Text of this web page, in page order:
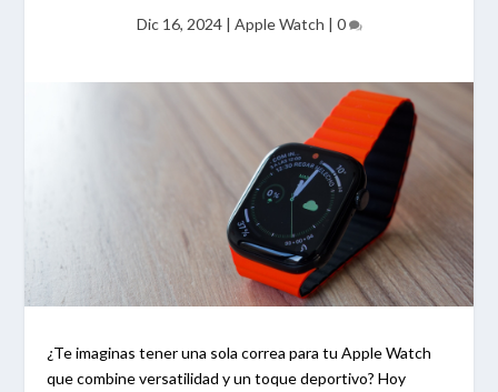
Dic 16, 2024| Apple Watch | 0
¿Te imaginas tener una sola correa para tu Apple Watch
que combine versatilidad y un toque deportivo? Hoy